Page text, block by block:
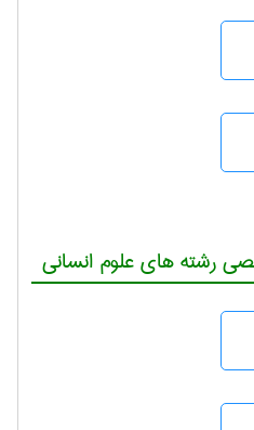
رشته های علوم انسانی